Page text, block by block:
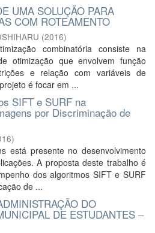
UMA SOLUÇÃO PARA
COM ROTEAMENTO
(2016)
combinatória consiste na
otimização que envolvem função
e relação com variáveis de
é focar em ...
SIFT e SURF na
por Discriminação de
)
está presente no desenvolvimento
A proposta deste trabalho é
dos algoritmos SIFT e SURF
de ...
DO
DE ESTUDANTES –